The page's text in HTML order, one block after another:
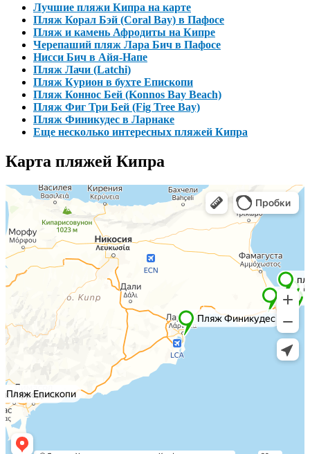
Лучшие пляжи Кипра на карте
Пляж Корал Бэй (Coral Bay) в Пафосе
Пляж и камень Афродиты на Кипре
Черепаший пляж Лара Бич в Пафосе
Нисси Бич в Айя-Напе
Пляж Лачи (Latchi)
Пляж Курион в бухте Епископи
Пляж Коннос Бей (Konnos Bay Beach)
Пляж Фиг Три Бей (Fig Tree Bay)
Пляж Финикудес в Ларнаке
Еще несколько интересных пляжей Кипра
Карта пляжей Кипра